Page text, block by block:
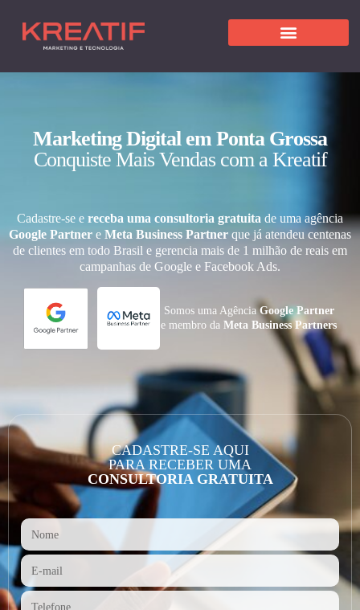
Marketing Digital em Ponta Grossa
Conquiste Mais Vendas com a Kreatif
Cadastre-se e receba uma consultoria gratuita de uma agência
Google Partner e Meta Business Partner que já atendeu centenas
de clientes em todo Brasil e gerencia mais de 1 milhão de reais em
campanhas de Google e Facebook Ads.
Somos uma AgênciaGoogle Partner
e membro daMeta Business Partners
CADASTRE-SE AQUI
PARA RECEBER UMA
CONSULTORIA GRATUITA